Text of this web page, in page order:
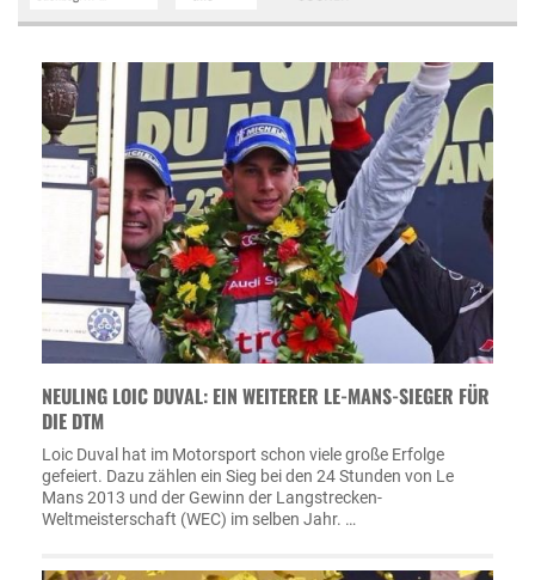
NEULING LOIC DUVAL: EIN WEITERER LE-MANS-SIEGER FÜR
DIE DTM
Loic Duval hat im Motorsport schon viele große Erfolge
gefeiert. Dazu zählen ein Sieg bei den 24 Stunden von Le
Mans 2013 und der Gewinn der Langstrecken-
Weltmeisterschaft (WEC) im selben Jahr. …